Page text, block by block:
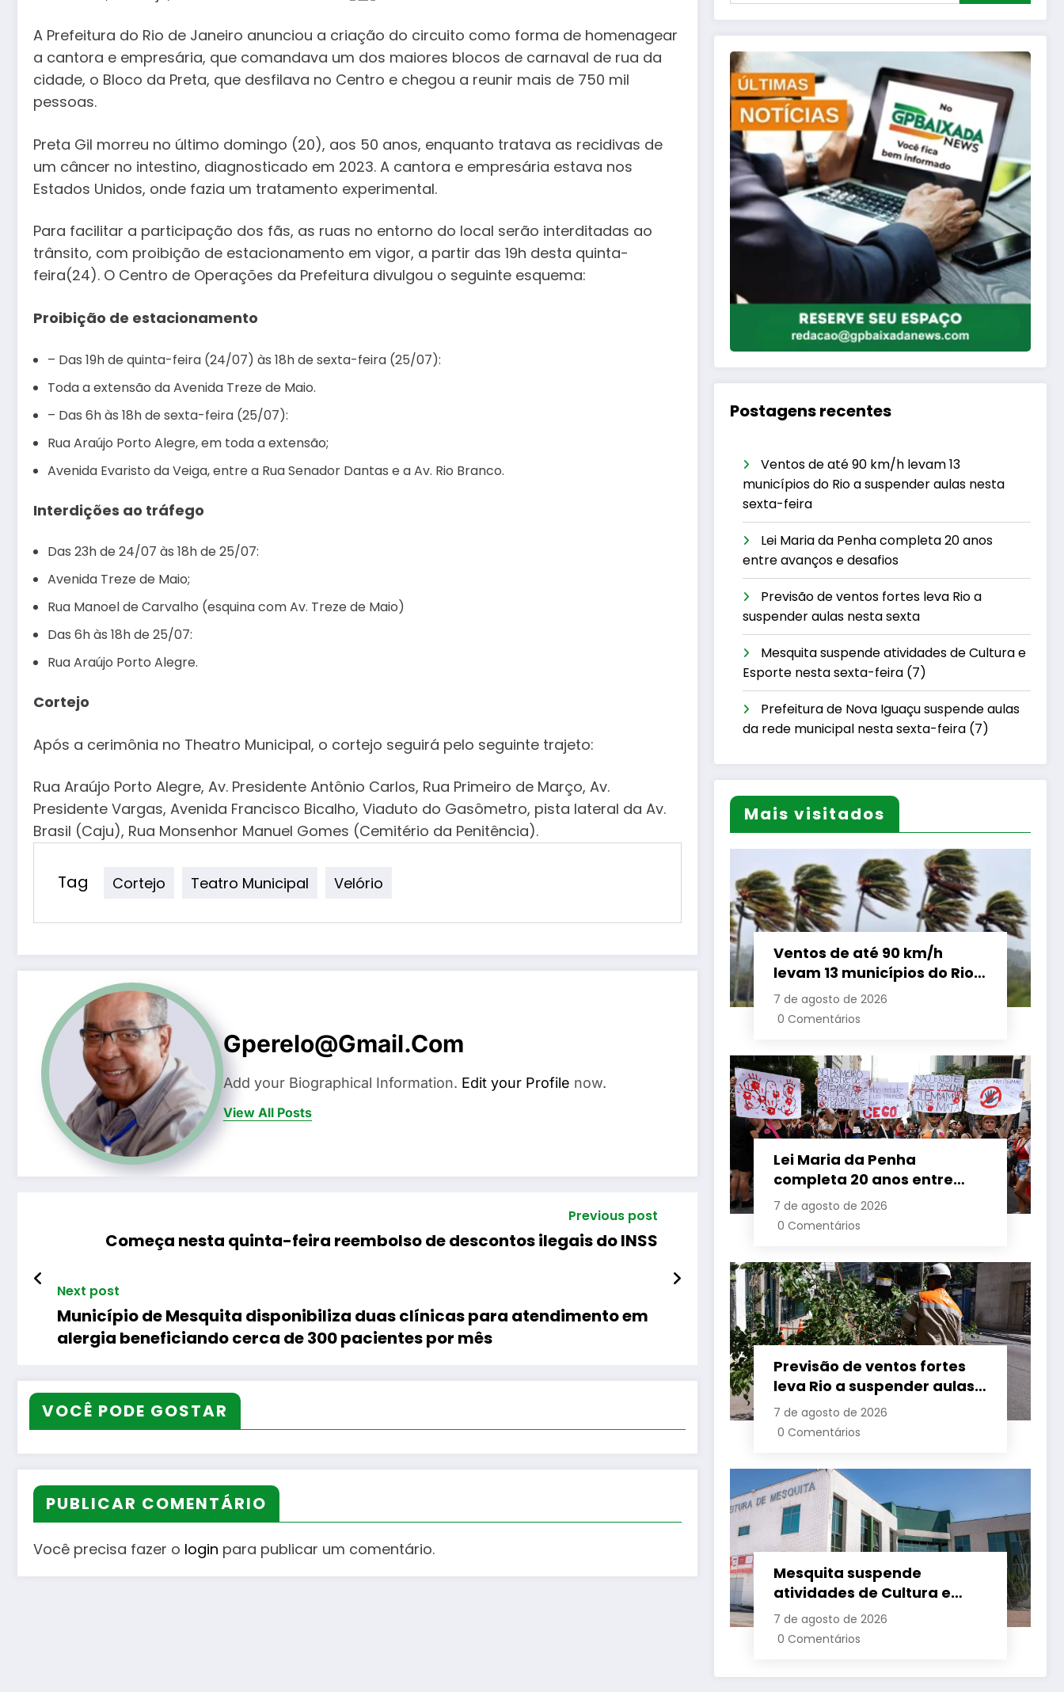
A Prefeitura do Rio de Janeiro anunciou a criação do circuito como forma de homenagear
a cantora e empresária, que comandava um dos maiores blocos de carnaval de rua da
cidade, o Bloco da Preta, que desfilava no Centro e chegou a reunir mais de 750 mil
pessoas.
Preta Gil morreu no último domingo (20), aos 50 anos, enquanto tratava as recidivas de
um câncer no intestino, diagnosticado em 2023. A cantora e empresária estava nos
Estados Unidos, onde fazia um tratamento experimental.
Para facilitar a participação dos fãs, as ruas no entorno do local serão interditadas ao
trânsito, com proibição de estacionamento em vigor, a partir das 19h desta quinta-
feira(24). O Centro de Operações da Prefeitura divulgou o seguinte esquema:
Proibição de estacionamento
– Das 19h de quinta-feira (24/07) às 18h de sexta-feira (25/07):
Toda a extensão da Avenida Treze de Maio.
– Das 6h às 18h de sexta-feira (25/07):
Rua Araújo Porto Alegre, em toda a extensão;
Avenida Evaristo da Veiga, entre a Rua Senador Dantas e a Av. Rio Branco.
Interdições ao tráfego
Das 23h de 24/07 às 18h de 25/07:
Avenida Treze de Maio;
Rua Manoel de Carvalho (esquina com Av. Treze de Maio)
Das 6h às 18h de 25/07:
Rua Araújo Porto Alegre.
Cortejo
Após a cerimônia no Theatro Municipal, o cortejo seguirá pelo seguinte trajeto:
Rua Araújo Porto Alegre, Av. Presidente Antônio Carlos, Rua Primeiro de Março, Av.
Presidente Vargas, Avenida Francisco Bicalho, Viaduto do Gasômetro, pista lateral da Av.
Brasil (Caju), Rua Monsenhor Manuel Gomes (Cemitério da Penitência).
Tag Cortejo Teatro Municipal Velório
Gperelo@gmail.com
Add your Biographical Information. Edit your Profile now.
View All Posts
Previous post
Começa nesta quinta-feira reembolso de descontos ilegais do INSS
Next post
Município de Mesquita disponibiliza duas clínicas para atendimento em
alergia beneficiando cerca de 300 pacientes por mês
VOCÊ PODE GOSTAR
PUBLICAR COMENTÁRIO
Você precisa fazer o login para publicar um comentário.
Postagens recentes
Ventos de até 90 km/h levam 13
municípios do Rio a suspender aulas nesta
sexta-feira
Lei Maria da Penha completa 20 anos
entre avanços e desafios
Previsão de ventos fortes leva Rio a
suspender aulas nesta sexta
Mesquita suspende atividades de Cultura e
Esporte nesta sexta-feira (7)
Prefeitura de Nova Iguaçu suspende aulas
da rede municipal nesta sexta-feira (7)
Mais visitados
Ventos de até 90 km/h
levam 13 municípios do Rio
a suspender aulas nesta
sexta-feira
7 de agosto de 2026
0 Comentários
Lei Maria da Penha
completa 20 anos entre
avanços e desafios
7 de agosto de 2026
0 Comentários
Previsão de ventos fortes
leva Rio a suspender aulas
nesta sexta
7 de agosto de 2026
0 Comentários
Mesquita suspende
atividades de Cultura e
Esporte nesta sexta-feira
(7)
7 de agosto de 2026
0 Comentários